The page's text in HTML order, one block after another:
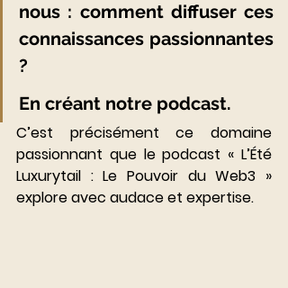
nous : comment diffuser ces
connaissances passionnantes
?
En créant notre podcast.
C’est précisément ce domaine
passionnant que le podcast « L’Été
Luxurytail : Le Pouvoir du Web3 »
explore avec audace et expertise.